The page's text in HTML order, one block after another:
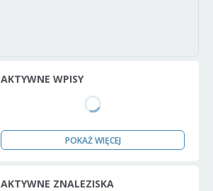
AKTYWNE WPISY
POKAŻ WIĘCEJ
AKTYWNE ZNALEZISKA